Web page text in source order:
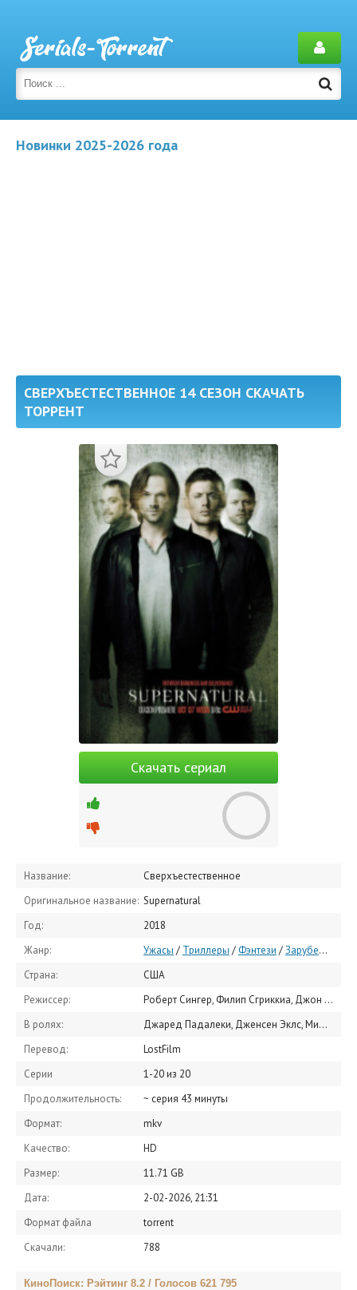
Новинки 2025-2026 года
СВЕРХЪЕСТЕСТВЕННОЕ 14 СЕЗОН СКАЧАТЬ
ТОРРЕНТ
Скачать сериал
Название:
Сверхъестественное
Оригинальное название: Supernatural
Год:
2018
Жанр:
Ужасы / Триллеры /Фэнтези /Зарубежные сериалы
Страна:
США
Режиссер:
Роберт Сингер, Филип Сгриккиа, Джон Шоуолтер
В ролях:
Джаред Падалеки, Дженсен Эклс, Миша Коллинз, Марк Шеппард, Джим Бивер, Александр Кэлверт, Марк Пеллегрино, Саманта Смит, Рут Коннелл, Роб Бенедикт
Перевод:
LostFilm
Серии
1-20 из 20
Продолжительность:
~ серия 43 минуты
Формат:
mkv
Качество:
HD
Размер:
11.71 GB
Дата:
2-02-2026, 21:31
Формат файла
torrent
Скачали:
788
КиноПоиск: Рэйтинг 8.2 / Голосов 621 795